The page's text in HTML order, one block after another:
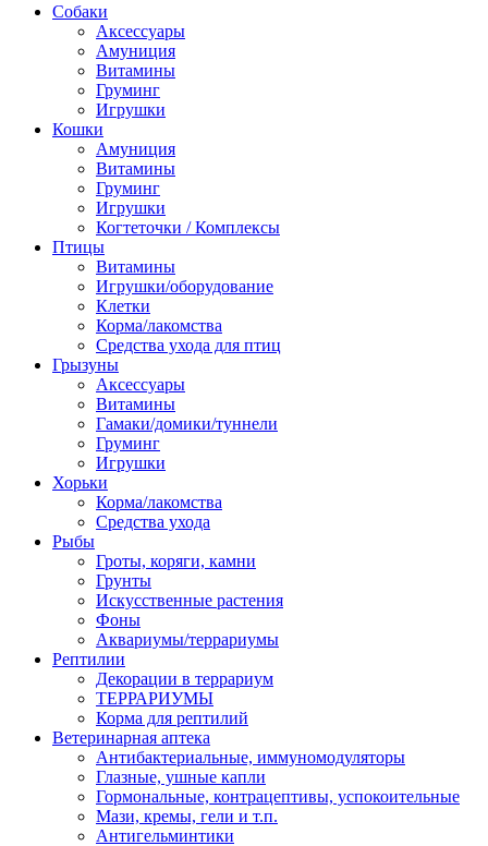
Собаки
Аксессуары
Амуниция
Витамины
Груминг
Игрушки
Кошки
Амуниция
Витамины
Груминг
Игрушки
Когтеточки / Комплексы
Птицы
Витамины
Игрушки/оборудование
Клетки
Корма/лакомства
Средства ухода для птиц
Грызуны
Аксессуары
Витамины
Гамаки/домики/туннели
Груминг
Игрушки
Хорьки
Корма/лакомства
Средства ухода
Рыбы
Гроты, коряги, камни
Грунты
Искусственные растения
Фоны
Аквариумы/террариумы
Рептилии
Декорации в террариум
ТЕРРАРИУМЫ
Корма для рептилий
Ветеринарная аптека
Антибактериальные, иммуномодуляторы
Глазные, ушные капли
Гормональные, контрацептивы, успокоительные
Мази, кремы, гели и т.п.
Антигельминтики